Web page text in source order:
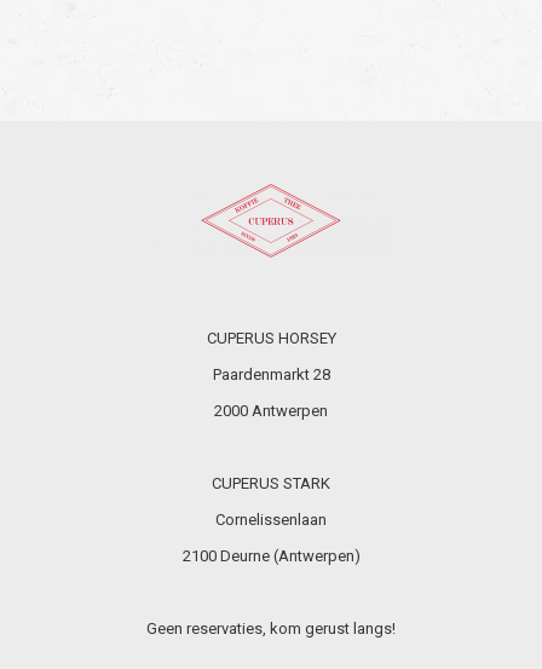
CUPERUS HORSEY
Paardenmarkt 28
2000 Antwerpen
CUPERUS STARK
Cornelissenlaan
2100 Deurne (Antwerpen)
Geen reservaties, kom gerust langs!